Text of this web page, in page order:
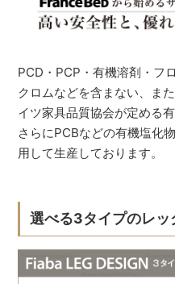
PCD・PCP・有機溶剤・フ
クロムなどを含まない、ま
イツ家具品質協会が定める
さらにPCBなどの有機塩化
用して生産しております。
選べる3タイプのレッ